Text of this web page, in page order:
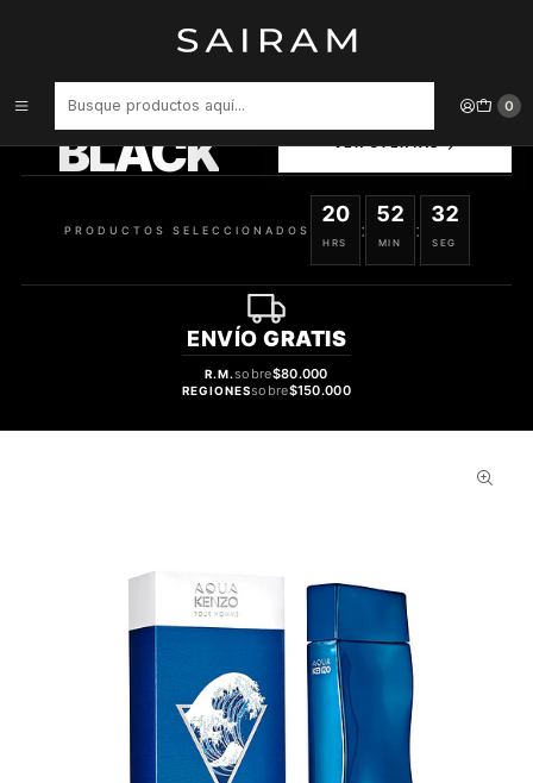
0
Perfume Aqua Kenzo Pour Homme Hombre Edt 100 ml
BLACK
SELECCIONADOS
PRODUCTOS SELECCIONADOS
20
HRS
:
52
MIN
:
31
SEG
ENVÍO GRATIS
R.M.sobre$80.000
REGIONESsobre$150.000